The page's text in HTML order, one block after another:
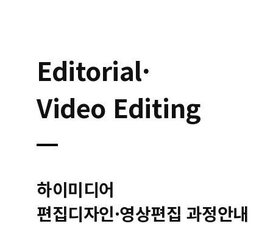
Editorial·
Video Editing
하이미디어
편집디자인·영상편집 과정안내